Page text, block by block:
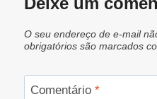
O seu endereço de e-mail
obrigatórios são marcados
Comentário *